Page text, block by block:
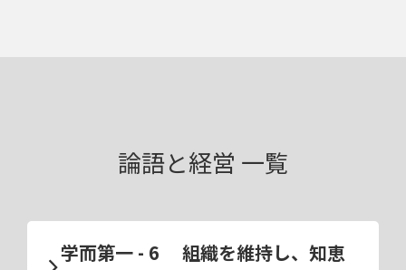
論語と経営 一覧
学而第一 - 6 組織を維持し、知恵